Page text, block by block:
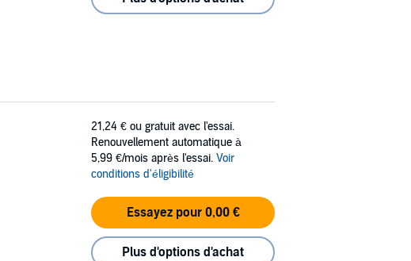
21,24 € ou gratuit avec l'essai.
Renouvellement automatique à
5,99 €/mois après l'essai. Voir
conditions d'éligibilité
Essayez pour 0,00 €
Plus d'options d'achat